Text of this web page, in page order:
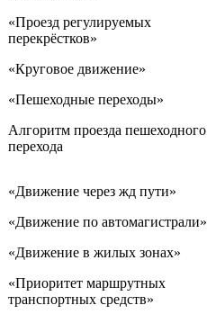
«Проезд регулируемых
перекрёстков»
«Круговое движение»
«Пешеходные переходы»
Алгоритм проезда пешеходного
перехода
«Движение через жд пути»
«Движение по автомагистрали»
«Движение в жилых зонах»
«Приоритет маршрутных
транспортных средств»